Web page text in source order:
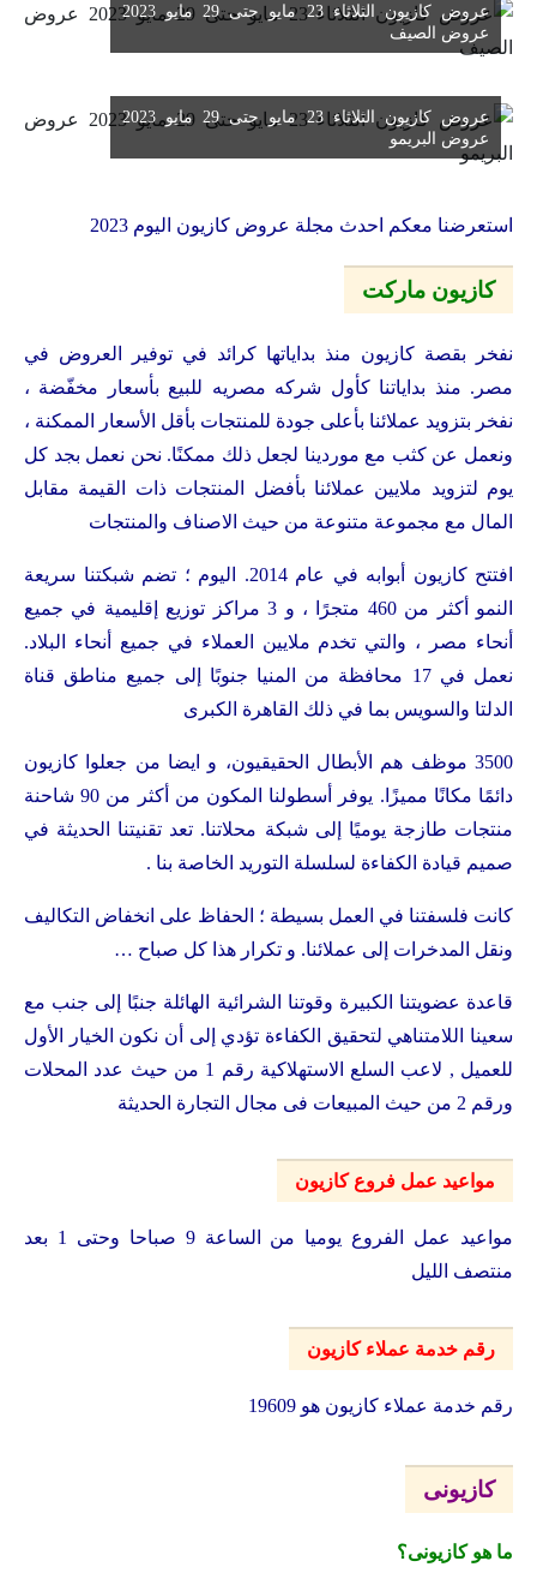
عروض كازيون الثلاثاء 23 مايو حتى 29 مايو 2023
عروض الصيف
عروض كازيون الثلاثاء 23 مايو حتى 29 مايو 2023
عروض البريمو
استعرضنا معكم احدث مجلة عروض كازيون اليوم 2023
كازيون ماركت
نفخر بقصة كازيون منذ بداياتها كرائد في توفير العروض في
مصر. منذ بداياتنا كأول شركه مصريه للبيع بأسعار مخفّضة ،
نفخر بتزويد عملائنا بأعلى جودة للمنتجات بأقل الأسعار الممكنة ،
ونعمل عن كثب مع موردينا لجعل ذلك ممكنًا. نحن نعمل بجد كل
يوم لتزويد ملايين عملائنا بأفضل المنتجات ذات القيمة مقابل
المال مع مجموعة متنوعة من حيث الاصناف والمنتجات
افتتح كازيون أبوابه في عام 2014. اليوم ؛ تضم شبكتنا سريعة
النمو أكثر من 460 متجرًا ، و 3 مراكز توزيع إقليمية في جميع
أنحاء مصر ، والتي تخدم ملايين العملاء في جميع أنحاء البلاد.
نعمل في 17 محافظة من المنيا جنوبًا إلى جميع مناطق قناة
الدلتا والسويس بما في ذلك القاهرة الكبرى
3500 موظف هم الأبطال الحقيقيون، و ايضا من جعلوا كازيون
دائمًا مكانًا مميزًا. يوفر أسطولنا المكون من أكثر من 90 شاحنة
منتجات طازجة يوميًا إلى شبكة محلاتنا. تعد تقنيتنا الحديثة في
صميم قيادة الكفاءة لسلسلة التوريد الخاصة بنا .
كانت فلسفتنا في العمل بسيطة ؛ الحفاظ على انخفاض التكاليف
ونقل المدخرات إلى عملائنا. و تكرار هذا كل صباح …
قاعدة عضويتنا الكبيرة وقوتنا الشرائية الهائلة جنبًا إلى جنب مع
سعينا اللامتناهي لتحقيق الكفاءة تؤدي إلى أن نكون الخيار الأول
للعميل , لاعب السلع الاستهلاكية رقم 1 من حيث عدد المحلات
ورقم 2 من حيث المبيعات فى مجال التجارة الحديثة
مواعيد عمل فروع كازيون
مواعيد عمل الفروع يوميا من الساعة 9 صباحا وحتى 1 بعد
منتصف الليل
رقم خدمة عملاء كازيون
رقم خدمة عملاء كازيون هو 19609
كازيونى
ما هو كازيونى؟